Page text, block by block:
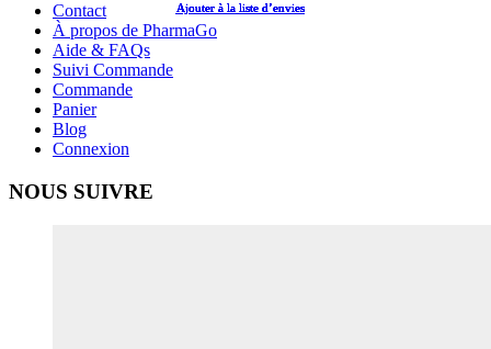
Ajouter à la liste d’envies
Ajouter à la liste d’envies
Ajouter à la liste d’envies
Ajouter à la liste d’envies
Ajouter à la liste d’envies
Contact
À propos de PharmaGo
Aide & FAQs
Suivi Commande
Commande
Panier
Blog
Connexion
NOUS SUIVRE